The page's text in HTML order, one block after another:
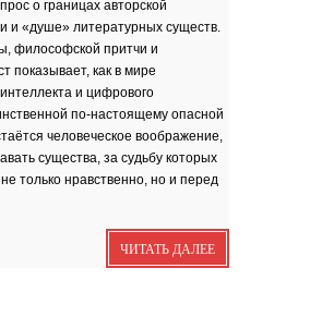
зола. Песня
Я видела бога
забившимся в угол...
Исповедь 4. ''ПАРФЮМЕР''
Исповедь 2.
Лирическая инструментальная
композиция. Автор...
о границах авторской
и «душе» литературных существ.
философской притчи и
показывает, как в мире
интеллекта и цифрового
по‑настоящему опасной
человеческое воображение,
существа, за судьбу которых
только нравственно, но и перед
ЧИТАТЬ ДАЛЕЕ